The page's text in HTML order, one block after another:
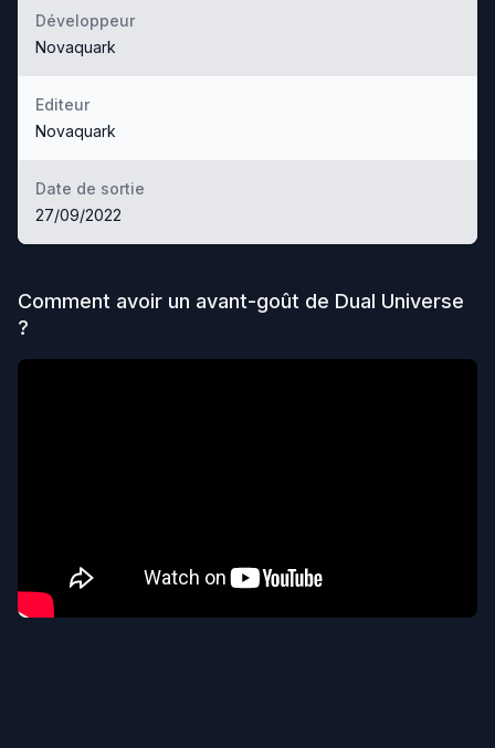
Développeur
Novaquark
Editeur
Novaquark
Date de sortie
27/09/2022
Comment avoir un avant-goût de Dual Universe
?